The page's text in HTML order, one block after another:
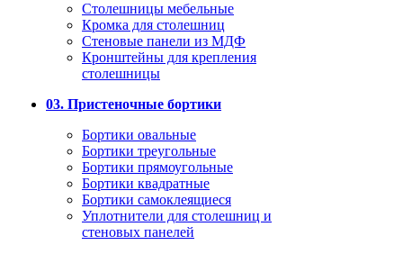
Столешницы мебельные
Кромка для столешниц
Стеновые панели из МДФ
Кронштейны для крепления
столешницы
03. Пристеночные бортики
Бортики овальные
Бортики треугольные
Бортики прямоугольные
Бортики квадратные
Бортики самоклеящиеся
Уплотнители для столешниц и
стеновых панелей